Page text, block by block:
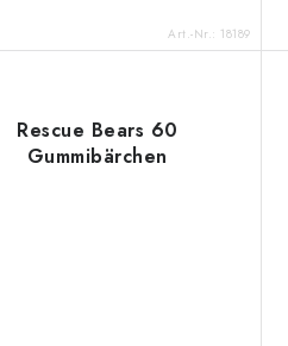
Art.-Nr.: 18189
Rescue Bears 60
Gummibärchen